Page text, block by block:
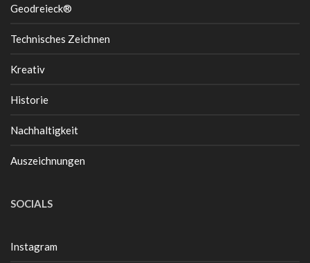
Geodreieck®
Technisches Zeichnen
Kreativ
Historie
Nachhaltigkeit
Auszeichnungen
SOCIALS
Instagram